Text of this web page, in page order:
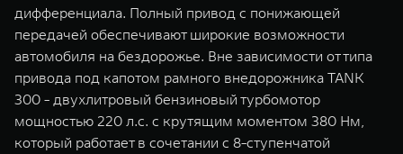
дифференциала. Полный привод с понижающей
передачей обеспечивают широкие возможности
автомобиля на бездорожье. Вне зависимости от типа
привода под капотом рамного внедорожника TANK
300 - двухлитровый бензиновый турбомотор
мощностью 220 л.с. с крутящим моментом 380 Нм,
который работает в сочетании с 8-ступенчатой